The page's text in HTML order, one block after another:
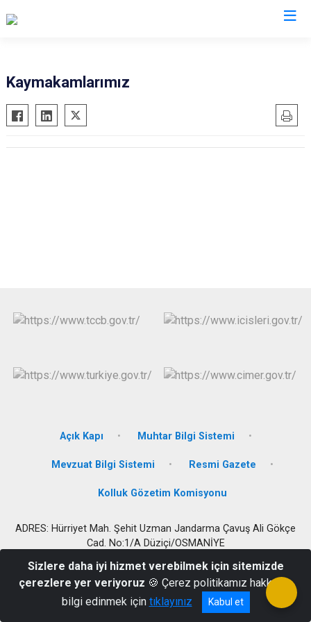
Bahçe
Düziçi
Hasanbeyli
Kaymakamlarımız
Açık Kapı Muhtar Bilgi Sistemi
Mevzuat Bilgi Sistemi Resmi Gazete
Kolluk Gözetim Komisyonu
ADRES: Hürriyet Mah. Şehit Uzman Jandarma Çavuş Ali Gökçe
Cad. No:1/A Düziçi/OSMANİYE
Kaymakamlık Santral: 0 328 876 17 00 Belgegeçer: 0 328 876 14
16
Sizlere daha iyi hizmet verebilmek için sitemizde
çerezlere yer veriyoruz 🍪 Çerez politikamız hakkında
bilgi edinmek için tıklayınız Kabul et